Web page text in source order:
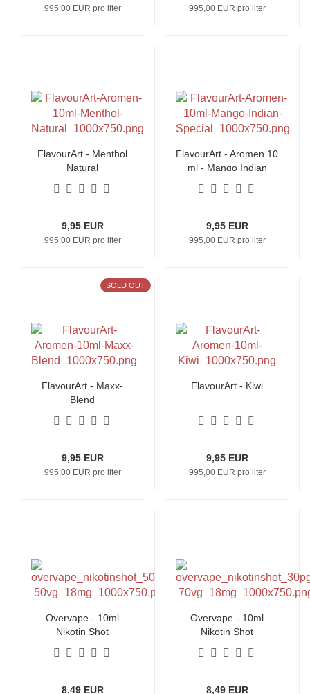
995,00 EUR pro liter 995,00 EUR pro liter
FlavourArt - Menthol
Natural
9,95 EUR
995,00 EUR pro liter
FlavourArt - Aromen 10
ml - Mango Indian
9,95 EUR
995,00 EUR pro liter
SOLD OUT
FlavourArt - Maxx-
Blend
9,95 EUR
995,00 EUR pro liter
FlavourArt - Kiwi
9,95 EUR
995,00 EUR pro liter
Overvape - 10ml
Nikotin Shot
8,49 EUR
Overvape - 10ml
Nikotin Shot
8,49 EUR